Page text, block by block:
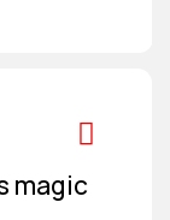
magic